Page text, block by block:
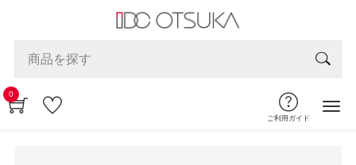
0
ご利用ガイド